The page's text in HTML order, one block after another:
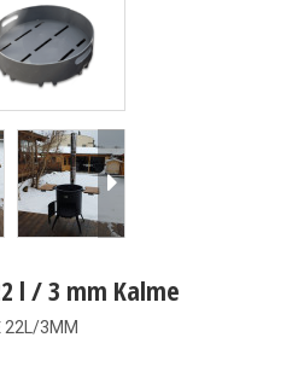
l / 3 mm Kalme
22L/3MM